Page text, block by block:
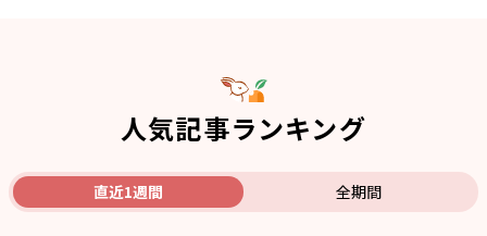
人気記事ランキング
直近1週間 全期間